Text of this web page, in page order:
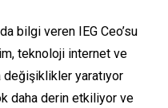
bilgi veren IEG Ceo’su
teknoloji internet ve
değişiklikler yaratıyor
daha derin etkiliyor ve